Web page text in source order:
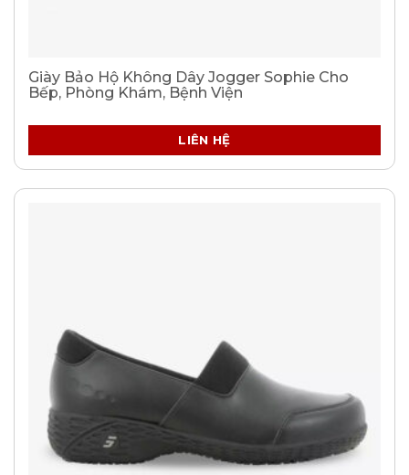
Giày Bảo Hộ Không Dây Jogger Sophie Cho
Bếp, Phòng Khám, Bệnh Viện
LIÊN HỆ